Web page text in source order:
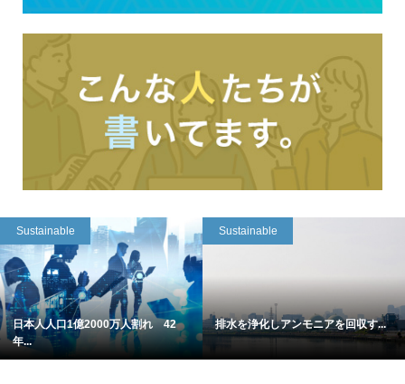
Sustainable
日本人人口1億2000万人割れ 42
年...
Sustainable
排水を浄化しアンモニアを回収す...